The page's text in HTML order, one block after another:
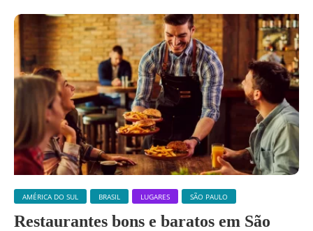
AMÉRICA DO SUL BRASIL LUGARES SÃO PAULO
Restaurantes bons e baratos em São